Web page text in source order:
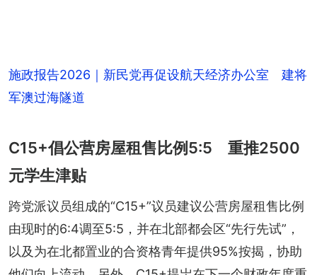
施政报告2026｜新民党再促设航天经济办公室 建将
军澳过海隧道
C15+倡公营房屋租售比例5:5 重推2500
元学生津贴
跨党派议员组成的“C15+”议员建议公营房屋租售比例
由现时的6:4调至5:5，并在北部都会区“先行先试”，
以及为在北都置业的合资格青年提供95%按揭，协助